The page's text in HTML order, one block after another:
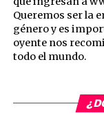
Queremos ser la
género y es
oyente nos
todo el mundo.